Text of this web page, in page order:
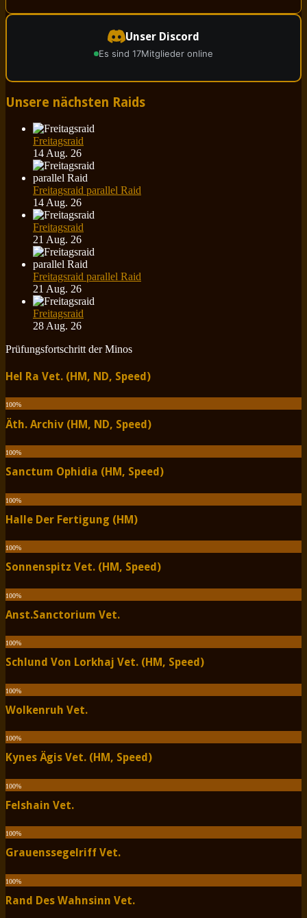
Unser Discord
Es sind 17Mitglieder online
Unsere nächsten Raids
Freitagsraid
14 Aug. 26
Freitagsraid parallel Raid
14 Aug. 26
Freitagsraid
21 Aug. 26
Freitagsraid parallel Raid
21 Aug. 26
Freitagsraid
28 Aug. 26
Prüfungsfortschritt der Minos
Hel Ra Vet. (HM, ND, Speed)
100%
Äth. Archiv (HM, ND, Speed)
100%
Sanctum Ophidia (HM, Speed)
100%
Halle Der Fertigung (HM)
100%
Sonnenspitz Vet. (HM, Speed)
100%
Anst.Sanctorium Vet.
100%
Schlund Von Lorkhaj Vet. (HM, Speed)
100%
Wolkenruh Vet.
100%
Kynes Ägis Vet. (HM, Speed)
100%
Felshain Vet.
100%
Grauenssegelriff Vet.
100%
Rand Des Wahnsinn Vet.